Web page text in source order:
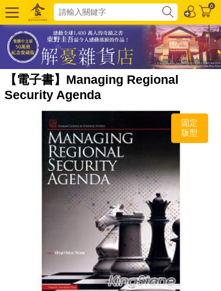
0
【電子書】Managing Regional
Security Agenda
固定
版型